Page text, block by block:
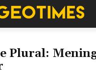
Plural: